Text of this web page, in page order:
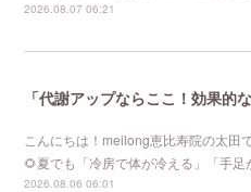
2026.08.07 06:21
こんにちは！meilong恵比寿院の太田
🌻夏でも「冷房で体が冷える」「手
2026.08.06 06:01